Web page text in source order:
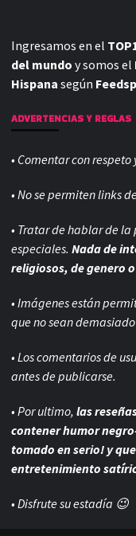
Ingresamos en el
del mundo y somos el
Hispana según
ADVERTENCIAS Y REGLAS
• Comentar con
• No se permiten links
• Tratar de hablar de la
especiales. Nada de
religiosos, de genero
• Imágenes están
que no sean
• Los comentarios de
antes de publicarse.
• Por ultimo, las
contener humor
tomado en serio! y
entretenimiento
• Disfrute su estadía 😉